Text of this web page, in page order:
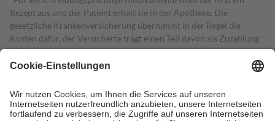
Rezept aus und der Patient erhält sie in der Apotheke. Die
gesetzliche Krankenversicherung übernimmt in der Regel die
Kosten dafür, der Versicherte trägt einen Teil davon als Zuzahlung
mit.
Grundsätzlich leisten Mitglieder Zuzahlungen in Höhe von zehn
höchstens zehn Euro.
Es sind jedoch nie mehr als die tatsächlichen
Kosten der Leistung zu entrichten.
Diese Regeln gelten grundsätzlich auch für Online-Apotheken.